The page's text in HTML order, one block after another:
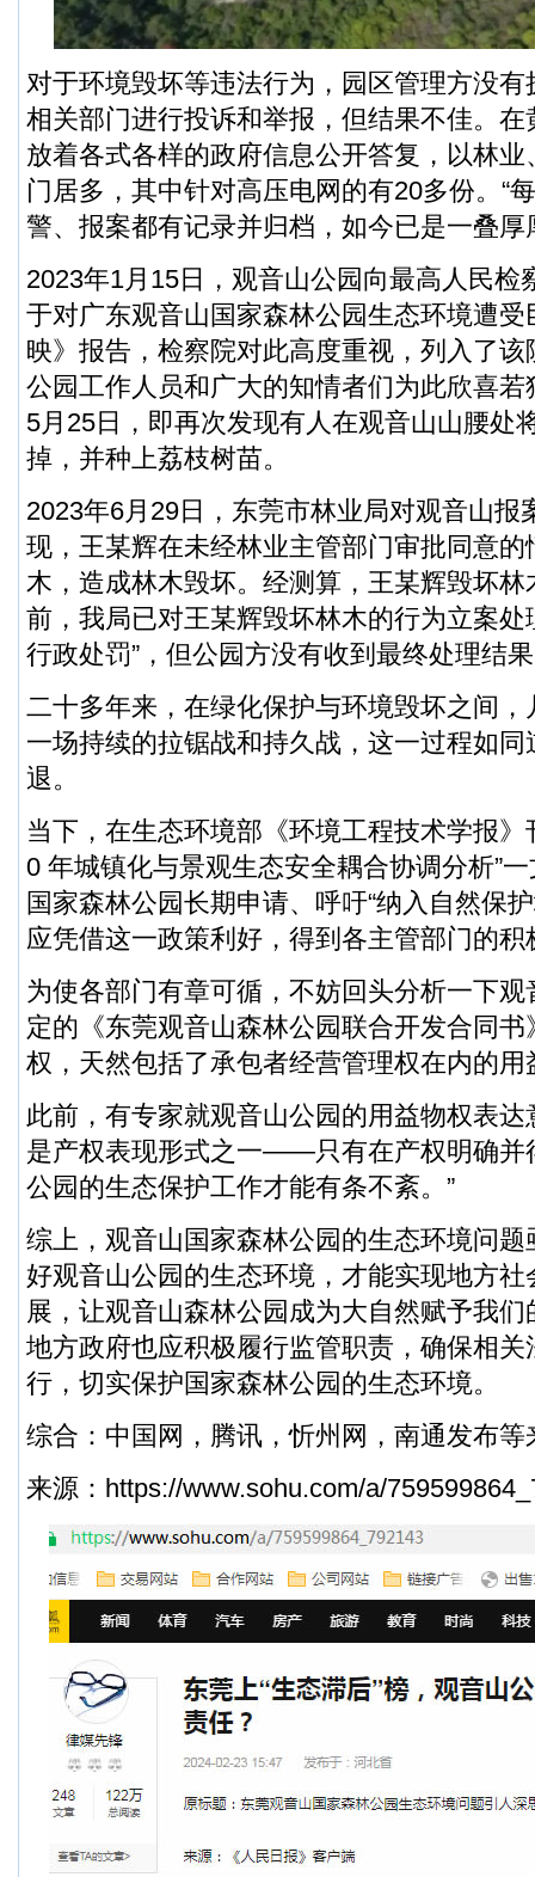
对于环境毁坏等违法行为，园区管理方没
相关部门进行投诉和举报，但结果不佳。
放着各式各样的政府信息公开答复，以林
门居多，其中针对高压电网的有20多份。“
警、报案都有记录并归档，如今已是一叠厚
2023年1月15日，观音山公园向最高人民检
于对广东观音山国家森林公园生态环境遭
映》报告，检察院对此高度重视，列入了
公园工作人员和广大的知情者们为此欣喜
5月25日，即再次发现有人在观音山山腰处
掉，并种上荔枝树苗。
2023年6月29日，东莞市林业局对观音山报
现，王某辉在未经林业主管部门审批同意
木，造成林木毁坏。经测算，王某辉毁坏
前，我局已对王某辉毁坏林木的行为立案
行政处罚”，但公园方没有收到最终处理结
二十多年来，在绿化保护与环境毁坏之间
一场持续的拉锯战和持久战，这一过程如
退。
当下，在生态环境部《环境工程技术学报》
0 年城镇化与景观生态安全耦合协调分析”
国家森林公园长期申请、呼吁“纳入自然保
应凭借这一政策利好，得到各主管部门的积
为使各部门有章可循，不妨回头分析一下
定的《东莞观音山森林公园联合开发合同
权，天然包括了承包者经营管理权在内的用
此前，有专家就观音山公园的用益物权表达
是产权表现形式之一——只有在产权明确并
公园的生态保护工作才能有条不紊。”
综上，观音山国家森林公园的生态环境问
好观音山公园的生态环境，才能实现地方
展，让观音山森林公园成为大自然赋予我
地方政府也应积极履行监管职责，确保相
行，切实保护国家森林公园的生态环境。
综合：中国网，腾讯，忻州网，南通发布等
来源： https://www.sohu.com/a/